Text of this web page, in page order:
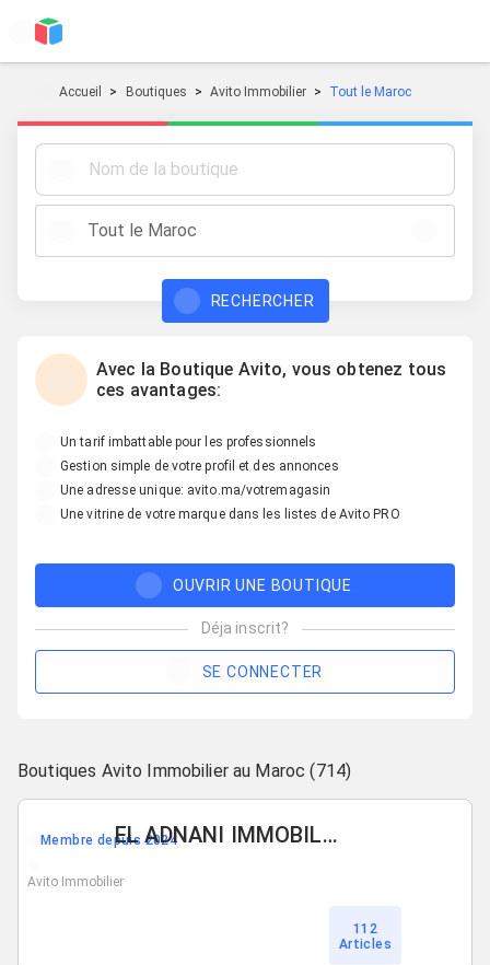
Accueil Boutiques Avito Immobilier Tout le Maroc
Tout le Maroc
RECHERCHER
Avec la Boutique Avito, vous obtenez tous
ces avantages:
Un tarif imbattable pour les professionnels
Gestion simple de votre profil et des annonces
Une adresse unique: avito.ma/votremagasin
Une vitrine de votre marque dans les listes de Avito PRO
OUVRIR UNE BOUTIQUE
Déja inscrit?
SE CONNECTER
Boutiques Avito Immobilier au Maroc (714)
EL ADNANI IMMOBILIER
Membre depuis 2024
Avito Immobilier
112
Articles